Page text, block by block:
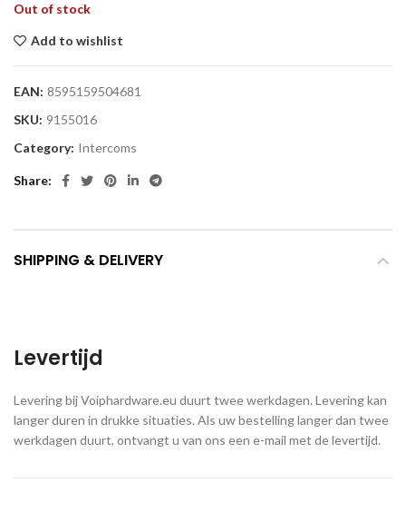
Out of stock
Add to wishlist
EAN: 8595159504681
SKU: 9155016
Category: Intercoms
Share
SHIPPING & DELIVERY
Levertijd
Levering bij Voiphardware.eu duurt twee werkdagen. Levering kan
langer duren in drukke situaties. Als uw bestelling langer dan twee
werkdagen duurt, ontvangt u van ons een e-mail met de levertijd.